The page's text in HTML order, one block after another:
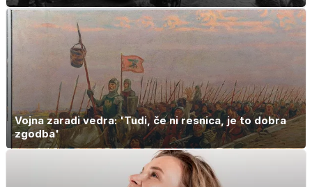
Vojna zaradi vedra: 'Tudi, če ni resnica, je to dobra
zgodba'